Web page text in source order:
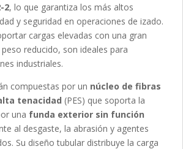
2, lo que garantiza los más altos
y seguridad en operaciones de izado.
cargas elevadas con una gran
reducido, son ideales para
industriales.
compuestas por un núcleo de fibras
tenacidad (PES) que soporta la
una funda exterior sin función
al desgaste, la abrasión y agentes
Su diseño tubular distribuye la carga